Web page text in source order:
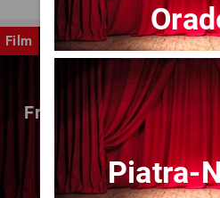
Film
Fragmente dintr-un
Piatra-